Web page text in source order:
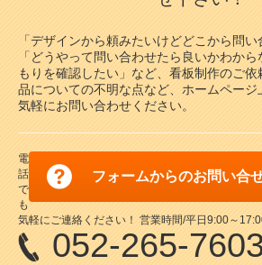
「デザインから頼みたいけどどこから問い
「どうやって問い合わせたら良いかわか
もりを確認したい」など、看板制作のご
品についての不明な点など、ホームペー
気軽にお問い合わせください。
フォームからのお問い合
電
話
で
も
気軽にご連絡ください！ 営業時間/平日9:00～
052-265-